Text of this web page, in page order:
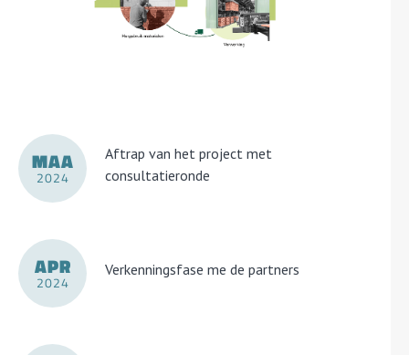
MAA
2024
Aftrap van het project met
consultatieronde
APR
2024
Verkenningsfase me de partners